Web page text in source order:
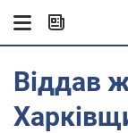
Віддав